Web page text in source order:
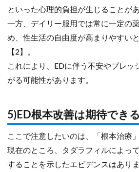
といった心理的負担が生じることがあ
一方、デイリー服用では常に一定の
め、性生活の自由度が高まりやすい
【2】。
これにより、EDに伴う不安やプレッ
がる可能性があります。
5)ED根本改善は期待でき
ここで注意したいのは、「根本治療
現在のところ、タダラフィルによっ
することを示したエビデンスはありま